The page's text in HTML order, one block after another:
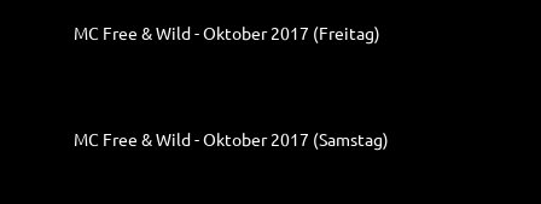
MC Free & Wild - Oktober 2017 (Freitag)
MC Free & Wild - Oktober 2017 (Samstag)